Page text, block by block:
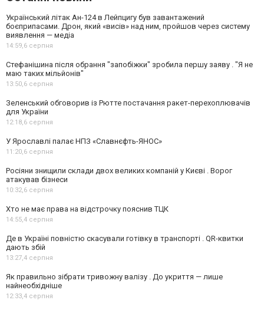
Український літак Ан-124 в Лейпцигу був завантажений
боєприпасами. Дрон, який «висів» над ним, пройшов через систему
виявлення — медіа
14:59,6 серпня
Стефанішина після обрання "запобіжки" зробила першу заяву . "Я не
маю таких мільйонів"
13:50,6 серпня
Зеленський обговорив із Рютте постачання ракет-перехоплювачів
для України
12:18,6 серпня
У Ярославлі палає НПЗ «Славнєфть-ЯНОС»
11:20,6 серпня
Росіяни знищили склади двох великих компаній у Києві . Ворог
атакував бізнеси
10:32,6 серпня
Хто не має права на відстрочку пояснив ТЦК
14:55,4 серпня
Де в Україні повністю скасували готівку в транспорті . QR-квитки
дають збій
13:27,4 серпня
Як правильно зібрати тривожну валізу . До укриття — лише
найнеобхідніше
12:33,4 серпня